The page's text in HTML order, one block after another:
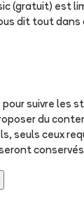
(gratuit) est
dit tout
pour suivre les
du
seuls ceux